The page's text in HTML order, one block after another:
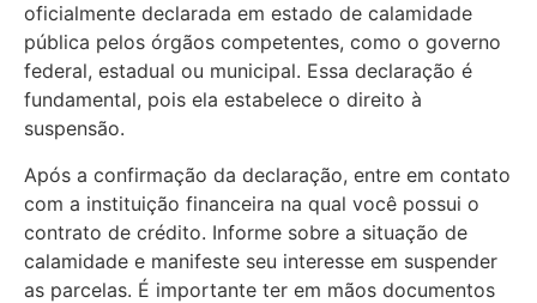
oficialmente declarada em estado de calamidade
pública pelos órgãos competentes, como o governo
federal, estadual ou municipal. Essa declaração é
fundamental, pois ela estabelece o direito à
suspensão.
Após a confirmação da declaração, entre em contato
com a instituição financeira na qual você possui o
contrato de crédito. Informe sobre a situação de
calamidade e manifeste seu interesse em suspender
as parcelas. É importante ter em mãos documentos